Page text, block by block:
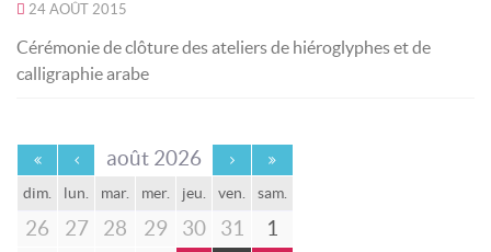
24 AOÛT 2015
Cérémonie de clôture des ateliers de hiéroglyphes et de
calligraphie arabe
août 2026
dim. lun. mar. mer. jeu. ven. sam.
26 27 28 29 30 31
1